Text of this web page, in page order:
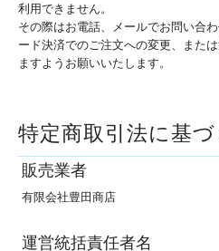
利用できません。
その際はお電話、メールでお問い合
ード決済でのご注文への変更、また
ますようお願いいたします。
特定商取引法に基
販売業者
有限会社豊田商店
運営統括責任者名